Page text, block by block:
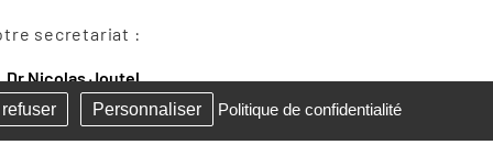
secretariat :
Dr Nicolas Joutel
02 32 12 36 67Personnaliser Politique de confidentialité